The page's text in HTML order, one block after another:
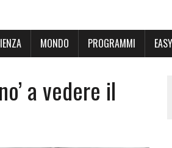
MONDO PROGRAMMI
a vedere il